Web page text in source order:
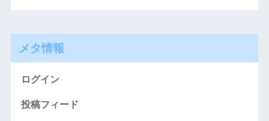
メタ情報
ログイン
投稿フィード